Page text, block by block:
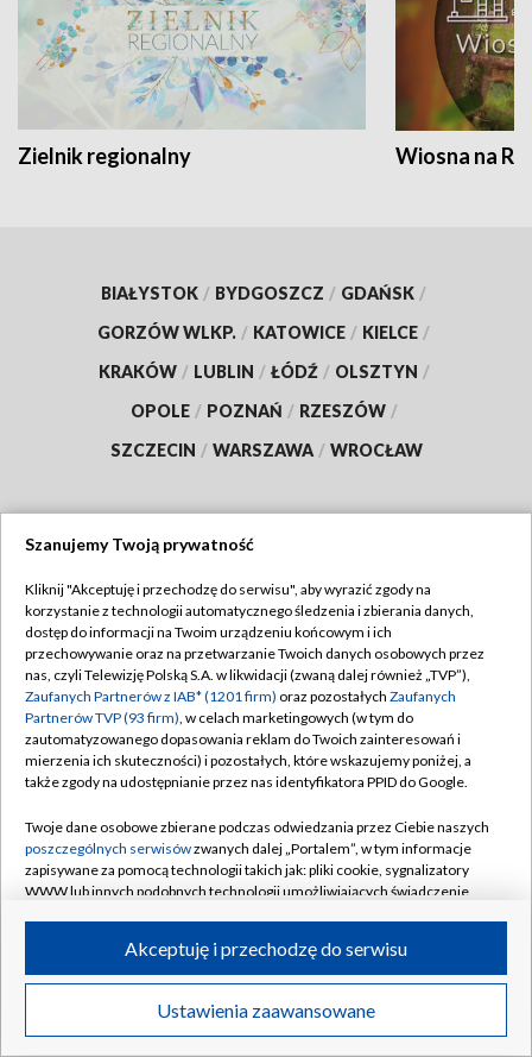
Zielnik regionalny Wiosna na
BIAŁYSTOK / BYDGOSZCZ / GDAŃSK /
GORZÓW WLKP. / KATOWICE / KIELCE /
KRAKÓW / LUBLIN / ŁÓDŹ / OLSZTYN /
OPOLE / POZNAŃ / RZESZÓW /
SZCZECIN / WARSZAWA / WROCŁAW
TVP
Abonament TVP
Emisja w TVP
Centrum informacji TVP
Naziemna Telewizja Cyfrowa
Rada Programowa
System NOS
Informacje o nadawcy
Program dla prasy
Ogłoszenie przetargowe
Regulamin TVP
Polityka prywatności
Moje zgody
Pomoc
Kontakt
Kanały
©2026 Telewizja Polska S.A. w likwidacji
Szanujemy Twoją prywatność
Kliknij "Akceptuję i przechodzę do serwisu", aby wyrazić zgody na
korzystanie z technologii automatycznego śledzenia i zbierania danych,
dostęp do informacji na Twoim urządzeniu końcowym i ich
przechowywanie oraz na przetwarzanie Twoich danych osobowych przez
nas, czyli Telewizję Polską S.A. w likwidacji (zwaną dalej również „TVP”),
Zaufanych Partnerów z IAB* (1201 firm) oraz pozostałych Zaufanych
Partnerów TVP (93 firm), w celach marketingowych (w tym do
zautomatyzowanego dopasowania reklam do Twoich zainteresowań i
mierzenia ich skuteczności) i pozostałych, które wskazujemy poniżej, a
także zgody na udostępnianie przez nas identyfikatora PPID do Google.
Twoje dane osobowe zbierane podczas odwiedzania przez Ciebie naszych
poszczególnych serwisówzwanych dalej „Portalem”, w tym informacje
zapisywane za pomocą technologii takich jak: pliki cookie, sygnalizatory
WWW lub innych podobnych technologii umożliwiających świadczenie
ruchu w Internecie.
Twoje dane osobowe zbierane podczas odwiedzania przez Ciebie
poszczególnych serwisówna Portalu, takie jak adresy IP, identyfikatory
Ustawienia zaawansowane
Akceptuję i przechodzę do serwisu